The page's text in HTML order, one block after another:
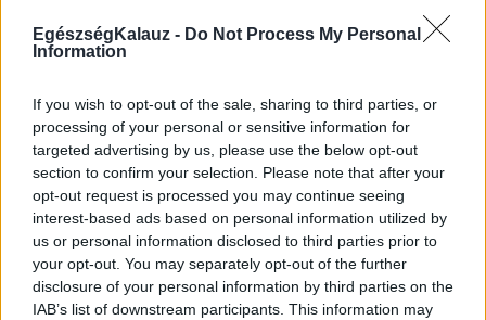
EgészségKalauz - Do Not Process My Personal
Information
If you wish to opt-out of the sale, sharing to third parties, or
processing of your personal or sensitive information for
targeted advertising by us, please use the below opt-out
section to confirm your selection. Please note that after your
opt-out request is processed you may continue seeing
interest-based ads based on personal information utilized by
us or personal information disclosed to third parties prior to
your opt-out. You may separately opt-out of the further
disclosure of your personal information by third parties on the
IAB’s list of downstream participants. This information may
Kezelés
Életmódváltás
Prevenció
Hírek
Videók
Kisállatok egészsége
#allergia #influenza#cukorbetegség
#orvosmeteorológia
#vérnyomás #stroke #rákbetegség
#pajzsmirigy #reflux #ekcéma
#herpesz
Regisztráció